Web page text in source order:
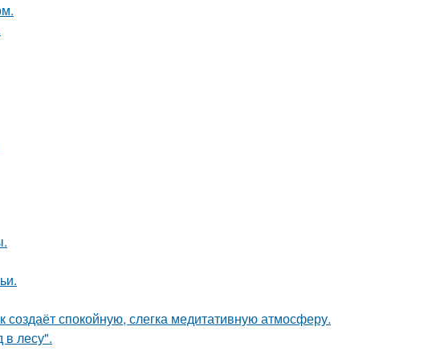
создаёт спокойную, слегка медитативную атмосферу.
лесу".